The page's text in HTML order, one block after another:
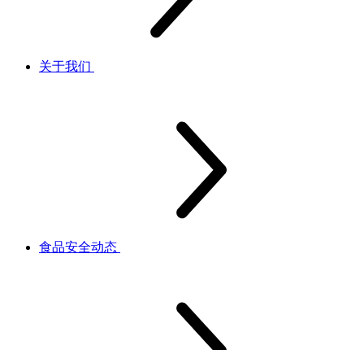
关于我们
食品安全动态